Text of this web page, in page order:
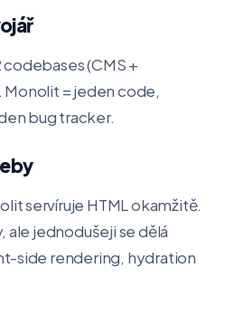
(CMS +
= jeden code,
bug tracker.
servíruje HTML okamžitě.
ale jednodušeji se dělá
side rendering, hydration